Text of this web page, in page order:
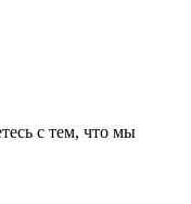
с тем, что мы